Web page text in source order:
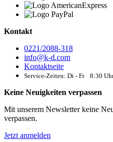
Kontakt
0221/2088-318
info@k-d.com
Kontaktseite
Service-Zeiten: Di - Fr 8:30
Keine Neuigkeiten verpassen
Mit unserem Newsletter keine
verpassen.
Jetzt anmelden